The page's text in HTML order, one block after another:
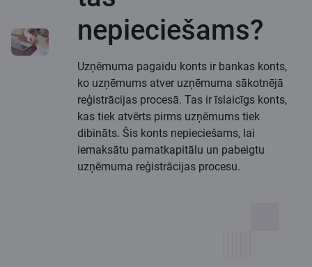
nepieciešams?
Uzņēmuma pagaidu konts ir bankas konts,
ko uzņēmums atver uzņēmuma sākotnējā
reģistrācijas procesā. Tas ir īslaicīgs konts,
kas tiek atvērts pirms uzņēmums tiek
dibināts. Šis konts nepieciešams, lai
iemaksātu pamatkapitālu un pabeigtu
uzņēmuma reģistrācijas procesu.